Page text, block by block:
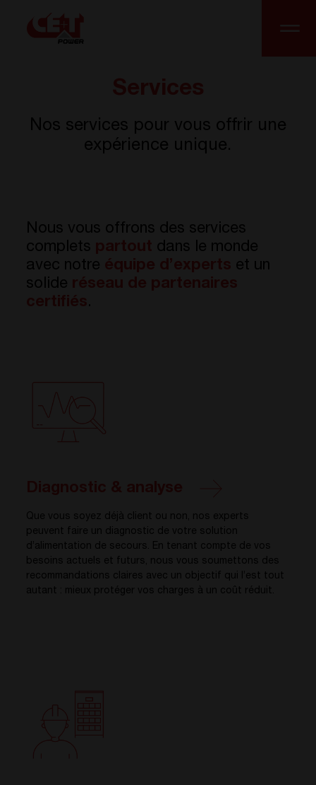
Nos services pour vous offrir une
expérience unique.
Nous vous offrons des services
complets
dans le monde
avec notre
et un
solide
.
Que vous soyez déjà client ou non, nos experts
peuvent faire un diagnostic de votre solution
d’alimentation de secours. En tenant compte de vos
besoins actuels et futurs, nous vous soumettons des
recommandations claires avec un objectif qui l’est tout
autant : mieux protéger vos charges à un coût réduit.